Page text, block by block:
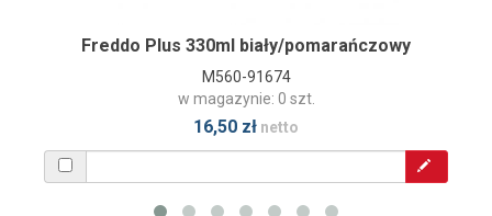
Freddo Plus 330ml biały/pomarańczowy
M560-91674
w magazynie: 0 szt.
16,50 zł netto